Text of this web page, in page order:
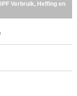
Verbruik, Heffing en